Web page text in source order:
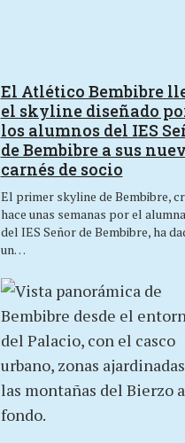
El Atlético Bembibre
el skyline diseñado
los alumnos del IES
de Bembibre a sus
carnés de socio
El primer skyline de Bembibre,
hace unas semanas por el
del IES Señor de Bembibre, ha
un…